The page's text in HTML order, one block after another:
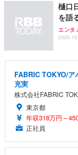
樋口
を語
エンタ
FABRIC TOKYO/ア
充実
株式会社FABRIC
東京都
年収318万円～
正社員